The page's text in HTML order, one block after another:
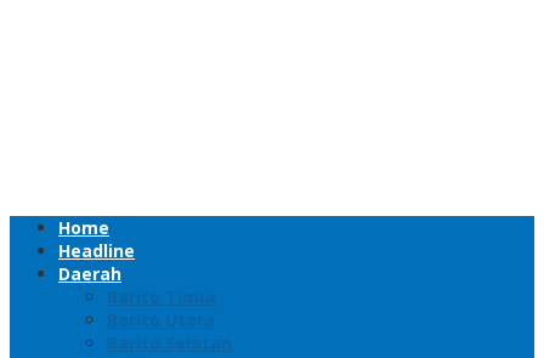
Home
Headline
Daerah
Barito Timur
Barito Utara
Barito Selatan